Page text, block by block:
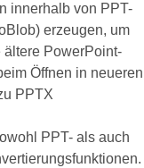
innerhalb von PPT-
erzeugen, um
PowerPoint-
Öffnen in neueren
PPTX
PPT- als auch